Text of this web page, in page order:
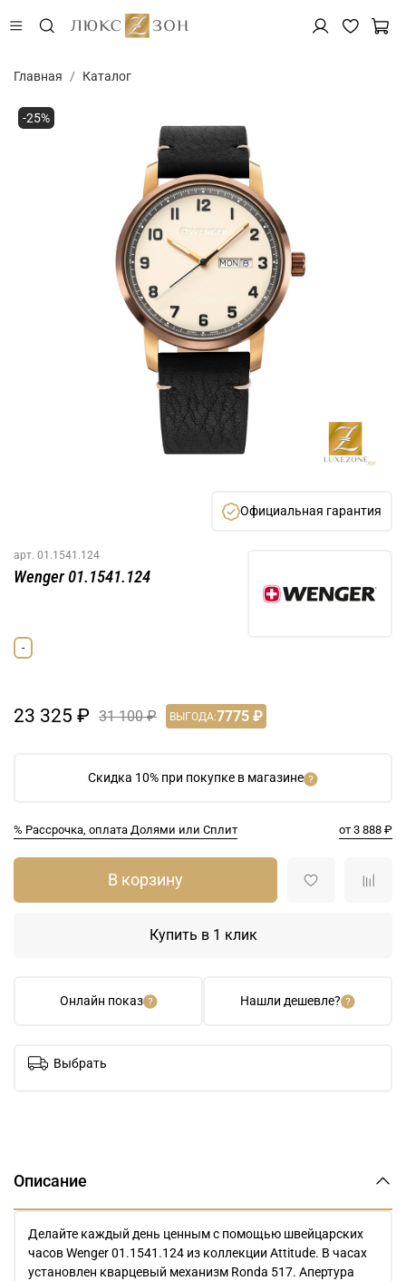
Главная Каталог
-25%
Официальная гарантия
арт. 01.1541.124
Скидка 10% при покупке в магазине
% Рассрочка, оплата Долями или Сплит от 3 888 ₽
Wenger 01.1541.124
-
23 325 ₽ 31 100 ₽ ВЫГОДА:7775 ₽
Онлайн показ Нашли дешевле?
В корзину
Купить в 1 клик
Выбрать
Описание
Делайте каждый день ценным с помощью швейцарских
часов Wenger 01.1541.124 из коллекции Attitude. В часах
установлен кварцевый механизм Ronda 517. Апертура